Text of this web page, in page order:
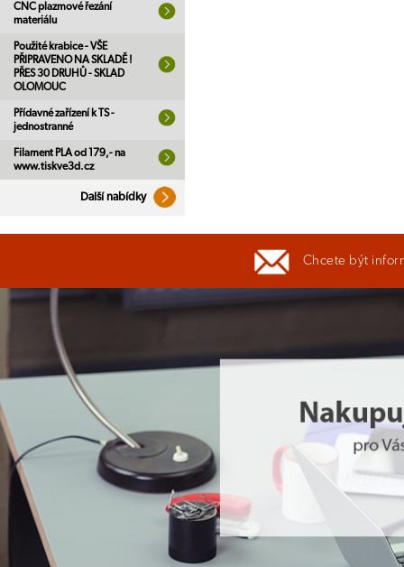
CNC plazmové řezání
materiálu
Použité krabice - VŠE
PŘIPRAVENO NA SKLADĚ !
PŘES 30 DRUHŮ - SKLAD
OLOMOUC
Přídavné zařízení k TS -
jednostranné
Filament PLA od 179,- na
www.tiskve3d.cz
Další nabídky
Chcete být